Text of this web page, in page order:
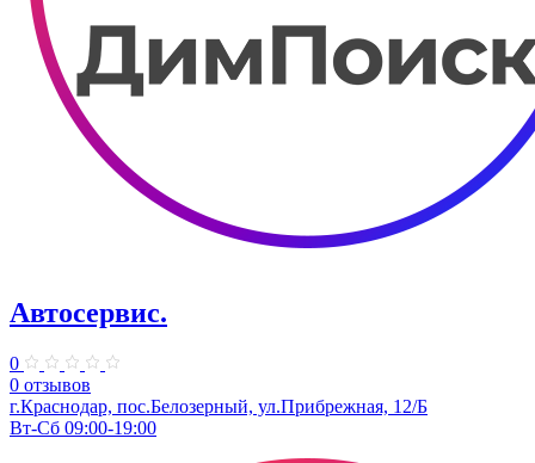
Автосервис.
0
0 отзывов
г.Краснодар, пос.Белозерный, ул.Прибрежная, 12/Б
Вт-Сб 09:00-19:00